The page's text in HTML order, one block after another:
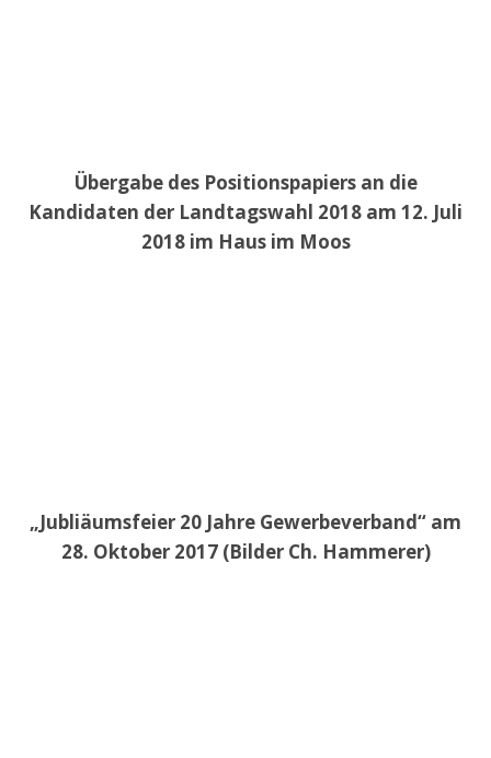
Übergabe des Positionspapiers an die
Kandidaten der Landtagswahl 2018 am 12. Juli
2018 im Haus im Moos
„Jubliäumsfeier 20 Jahre Gewerbeverband“ am
28. Oktober 2017 (Bilder Ch. Hammerer)